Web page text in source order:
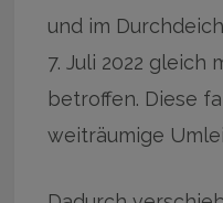
und im
7. Juli 2022 gleich
betroffen. Diese
weiträumige